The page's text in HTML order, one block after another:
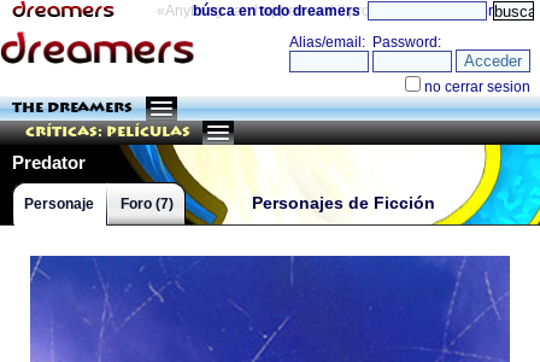
«Anything can happen and it probably will» directorio
búsca en todo dreamers
THE DREAMERS
Críticas: Películas
Predator
Personajes de Ficción
Personaje Foro (7)